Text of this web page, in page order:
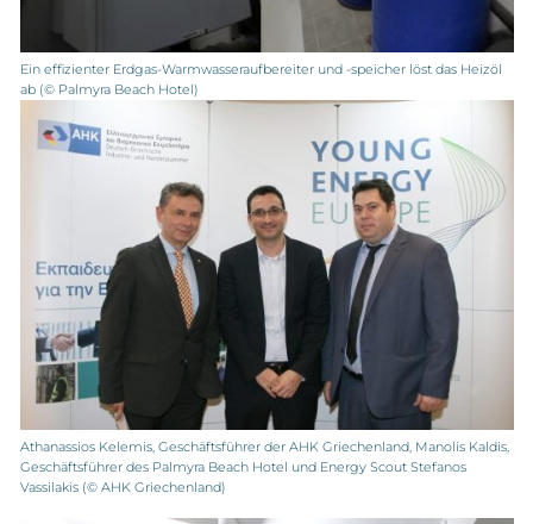
Ein effizienter Erdgas-Warmwasseraufbereiter und -speicher löst das Heizöl
ab (© Palmyra Beach Hotel)
Athanassios Kelemis, Geschäftsführer der AHK Griechenland, Manolis Kaldis,
Geschäftsführer des Palmyra Beach Hotel und Energy Scout Stefanos
Vassilakis (© AHK Griechenland)